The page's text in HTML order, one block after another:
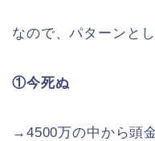
なので、パターンと
①今死ぬ
→4500万の中から頭